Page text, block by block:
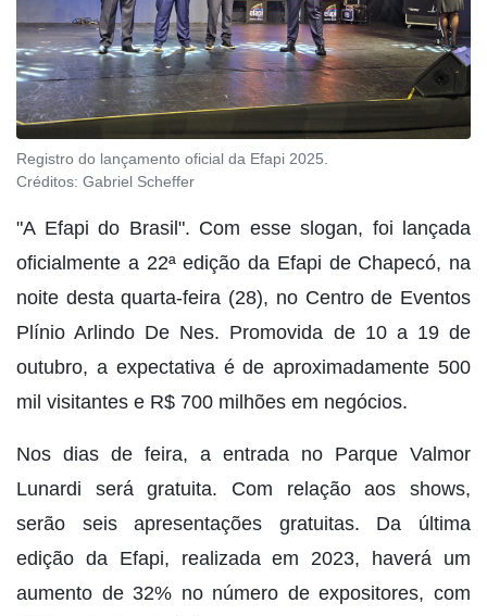
Registro do lançamento oficial da Efapi 2025.
Créditos: Gabriel Scheffer
"A Efapi do Brasil". Com esse slogan, foi lançada
oficialmente a 22ª edição da Efapi de Chapecó, na
noite desta quarta-feira (28), no Centro de Eventos
Plínio Arlindo De Nes. Promovida de 10 a 19 de
outubro, a expectativa é de aproximadamente 500
mil visitantes e R$ 700 milhões em negócios.
Nos dias de feira, a entrada no Parque Valmor
Lunardi será gratuita. Com relação aos shows,
serão seis apresentações gratuitas. Da última
edição da Efapi, realizada em 2023, haverá um
aumento de 32% no número de expositores, com